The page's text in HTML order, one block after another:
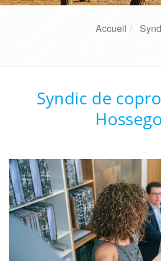
Accueil
Syndic de